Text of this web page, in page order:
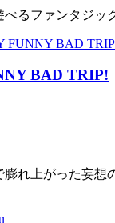
べるファンタジッ
BAD TRIP!
膨れ上がった妄想